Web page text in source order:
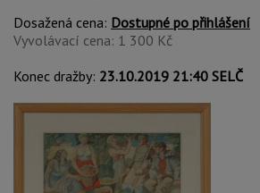
Dosažená cena: Dostupné po přihlášení
Vyvolávací cena: 1 300 Kč
Konec dražby: 23.10.2019 21:40 SELČ